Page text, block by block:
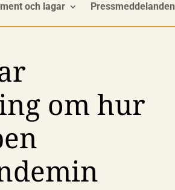
och lagar Pressmeddelanden
om hur